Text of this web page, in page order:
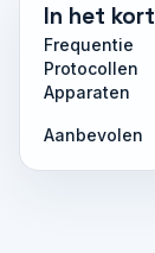
In het kort
Frequentie
Protocollen
Apparaten
Aanbevolen